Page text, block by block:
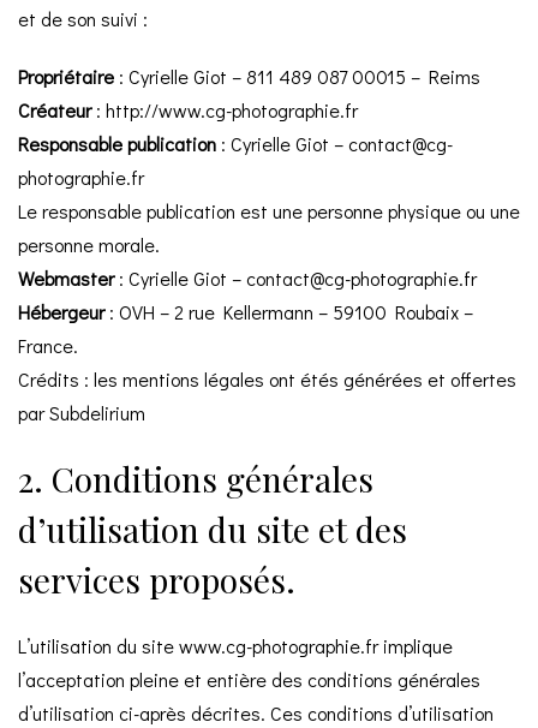
et de son suivi :
Propriétaire : Cyrielle Giot – 811 489 087 00015 – Reims
Créateur: http://www.cg-photographie.fr
Responsable publication : Cyrielle Giot – contact@cg-
photographie.fr
Le responsable publication est une personne physique ou une
personne morale.
Webmaster: Cyrielle Giot – contact@cg-photographie.fr
Hébergeur: OVH – 2 rue Kellermann – 59100 Roubaix –
France.
Crédits : les mentions légales ont étés générées et offertes
parSubdelirium
2. Conditions générales
d’utilisation du site et des
services proposés.
L’utilisation du sitewww.cg-photographie.frimplique
l’acceptation pleine et entière des conditions générales
d’utilisation ci-après décrites. Ces conditions d’utilisation